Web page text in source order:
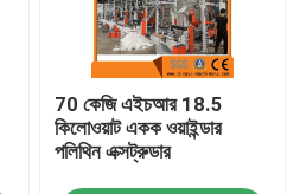
70 কেজি এইচআর 18.5
কিলোওয়াট একক ওয়াইন্ডার
পলিথিন এক্সট্রুডার